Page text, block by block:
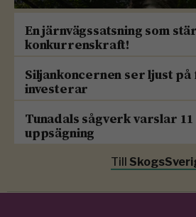
En järnvägssatsning som
konkurrenskraft!
Siljankoncernen ser ljust
investerar
Tunadals sågverk varslar
uppsägning
Till